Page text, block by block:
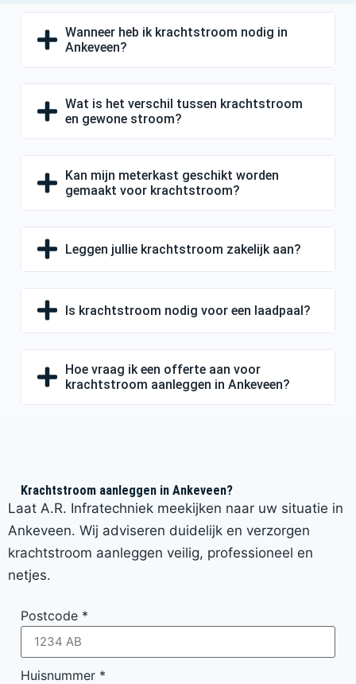
Wanneer heb ik krachtstroom nodig in
Ankeveen?
Wat is het verschil tussen krachtstroom
en gewone stroom?
Kan mijn meterkast geschikt worden
gemaakt voor krachtstroom?
Leggen jullie krachtstroom zakelijk aan?
Is krachtstroom nodig voor een laadpaal?
Hoe vraag ik een offerte aan voor
krachtstroom aanleggen in Ankeveen?
Krachtstroom aanleggen in Ankeveen?
Laat A.R. Infratechniek meekijken naar uw situatie in
Ankeveen. Wij adviseren duidelijk en verzorgen
krachtstroom aanleggen veilig, professioneel en
netjes.
Postcode *
Huisnummer *